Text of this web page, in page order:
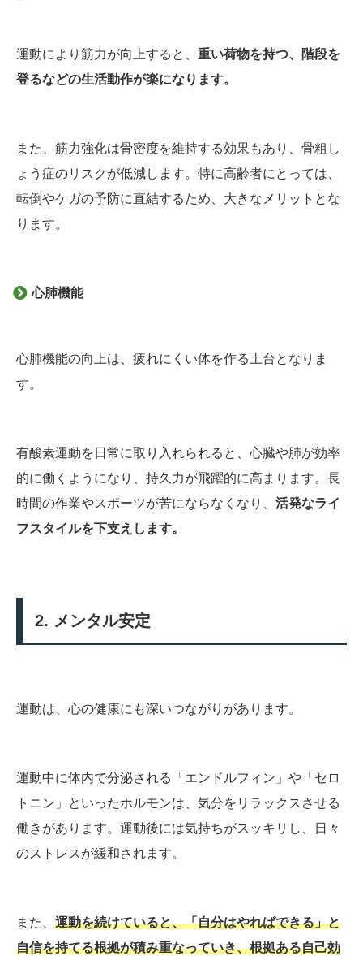
運動により筋力が向上すると、 重い荷物を持つ、階段を
登るなどの生活動作が楽になります。
また、筋力強化は骨密度を維持する効果もあり、骨粗し
ょう症のリスクが低減します。特に高齢者にとっては、
転倒やケガの予防に直結するため、大きなメリットとな
ります。
心肺機能
心肺機能の向上は、疲れにくい体を作る土台となりま
す。
有酸素運動を日常に取り入れられると、心臓や肺が効率
的に働くようになり、持久力が飛躍的に高まります。長
時間の作業やスポーツが苦にならなくなり、 活発なライ
フスタイルを下支えします。
2. メンタル安定
運動は、心の健康にも深いつながりがあります。
運動中に体内で分泌される「エンドルフィン」や「セロ
トニン」といったホルモンは、気分をリラックスさせる
働きがあります。運動後には気持ちがスッキリし、日々
のストレスが緩和されます。
また、 運動を続けていると、「自分はやればできる」と
自信を持てる根拠が積み重なっていき、根拠ある自己効